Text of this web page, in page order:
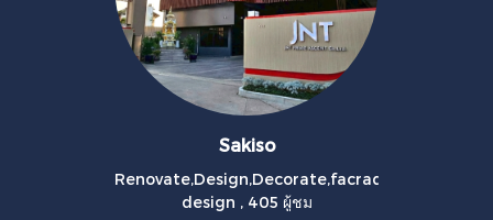
Sakiso
Renovate,Design,Decorate,facrad
design , 405 ผู้ชม